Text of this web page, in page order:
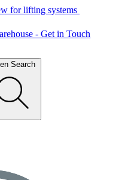
for lifting systems
- Get in Touch
Search